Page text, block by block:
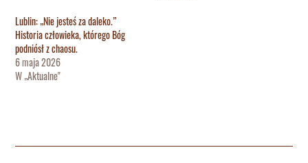
Lublin: „Nie jesteś za daleko.”
Historia człowieka, którego Bóg
podniósł z chaosu.
6 maja 2026
W „Aktualne"